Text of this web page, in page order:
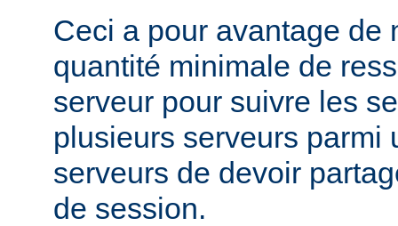
Ceci a pour avantage de
quantité minimale de
serveur pour suivre les
plusieurs serveurs parmi
serveurs de devoir
de session.